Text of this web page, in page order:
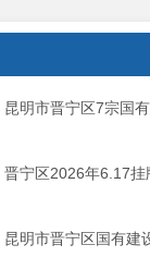
昆明市晋宁区7宗国
晋宁区2026年6.17
昆明市晋宁区国有建